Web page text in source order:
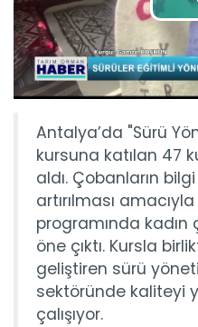
Antalya’da "Sürü
kursuna katılan 47
aldı. Çobanların
artırılması
programında kadın
öne çıktı. Kursla
geliştiren sürü
sektöründe kaliteyi
çalışıyor.